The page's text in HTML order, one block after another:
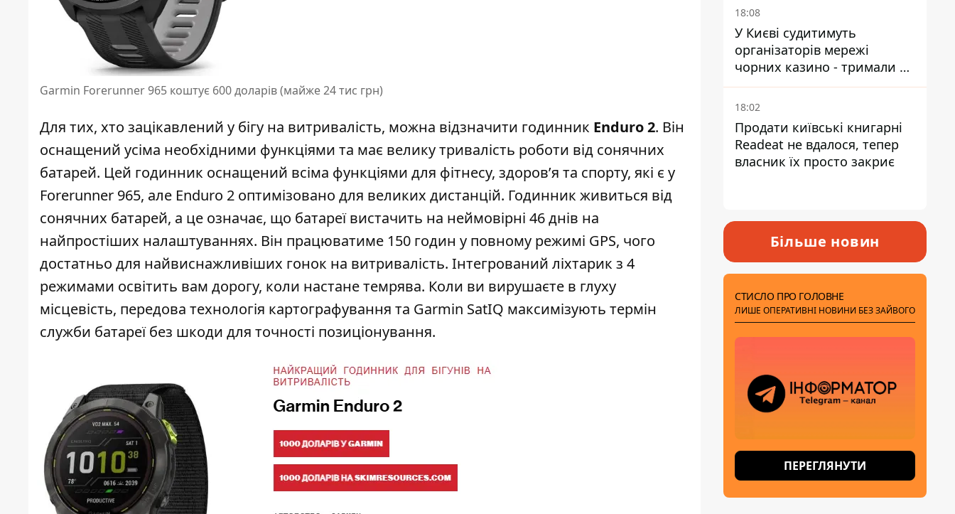
Garmin Forerunner 965 коштує 600 доларів (майже 24 тис грн)
Для тих, хто зацікавлений у бігу на витривалість, можна відзначити годинник Enduro 2. Він
оснащений усіма необхідними функціями та має велику тривалість роботи від сонячних
батарей. Цей годинник оснащений всіма функціями для фітнесу, здоров’я та спорту, які є у
Forerunner 965, але Enduro 2 оптимізовано для великих дистанцій. Годинник живиться від
сонячних батарей, а це означає, що батареї вистачить на неймовірні 46 днів на
найпростіших налаштуваннях. Він працюватиме 150 годин у повному режимі GPS, чого
достатньо для найвиснажливіших гонок на витривалість. Інтегрований ліхтарик з 4
режимами освітить вам дорогу, коли настане темрява. Коли ви вирушаєте в глуху
місцевість, передова технологія картографування та Garmin SatIQ максимізують термін
служби батареї без шкоди для точності позиціонування.
18:08
У Києві судитимуть
організаторів мережі
чорних казино - тримали 39
закладів
18:02
Продати київські книгарні
Readeat не вдалося, тепер
власник їх просто закриє
Більше новин
СТИСЛО ПРО ГОЛОВНЕ
ЛИШЕ ОПЕРАТИВНІ НОВИНИ БЕЗ ЗАЙВОГО
ПЕРЕГЛЯНУТИ